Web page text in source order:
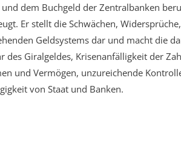
dem Buchgeld der Zentralbanken
Er stellt die Schwächen, Widersprüche,
Geldsystems dar und macht die
Giralgeldes, Krisenanfälligkeit der
und Vermögen, unzureichende
von Staat und Banken.